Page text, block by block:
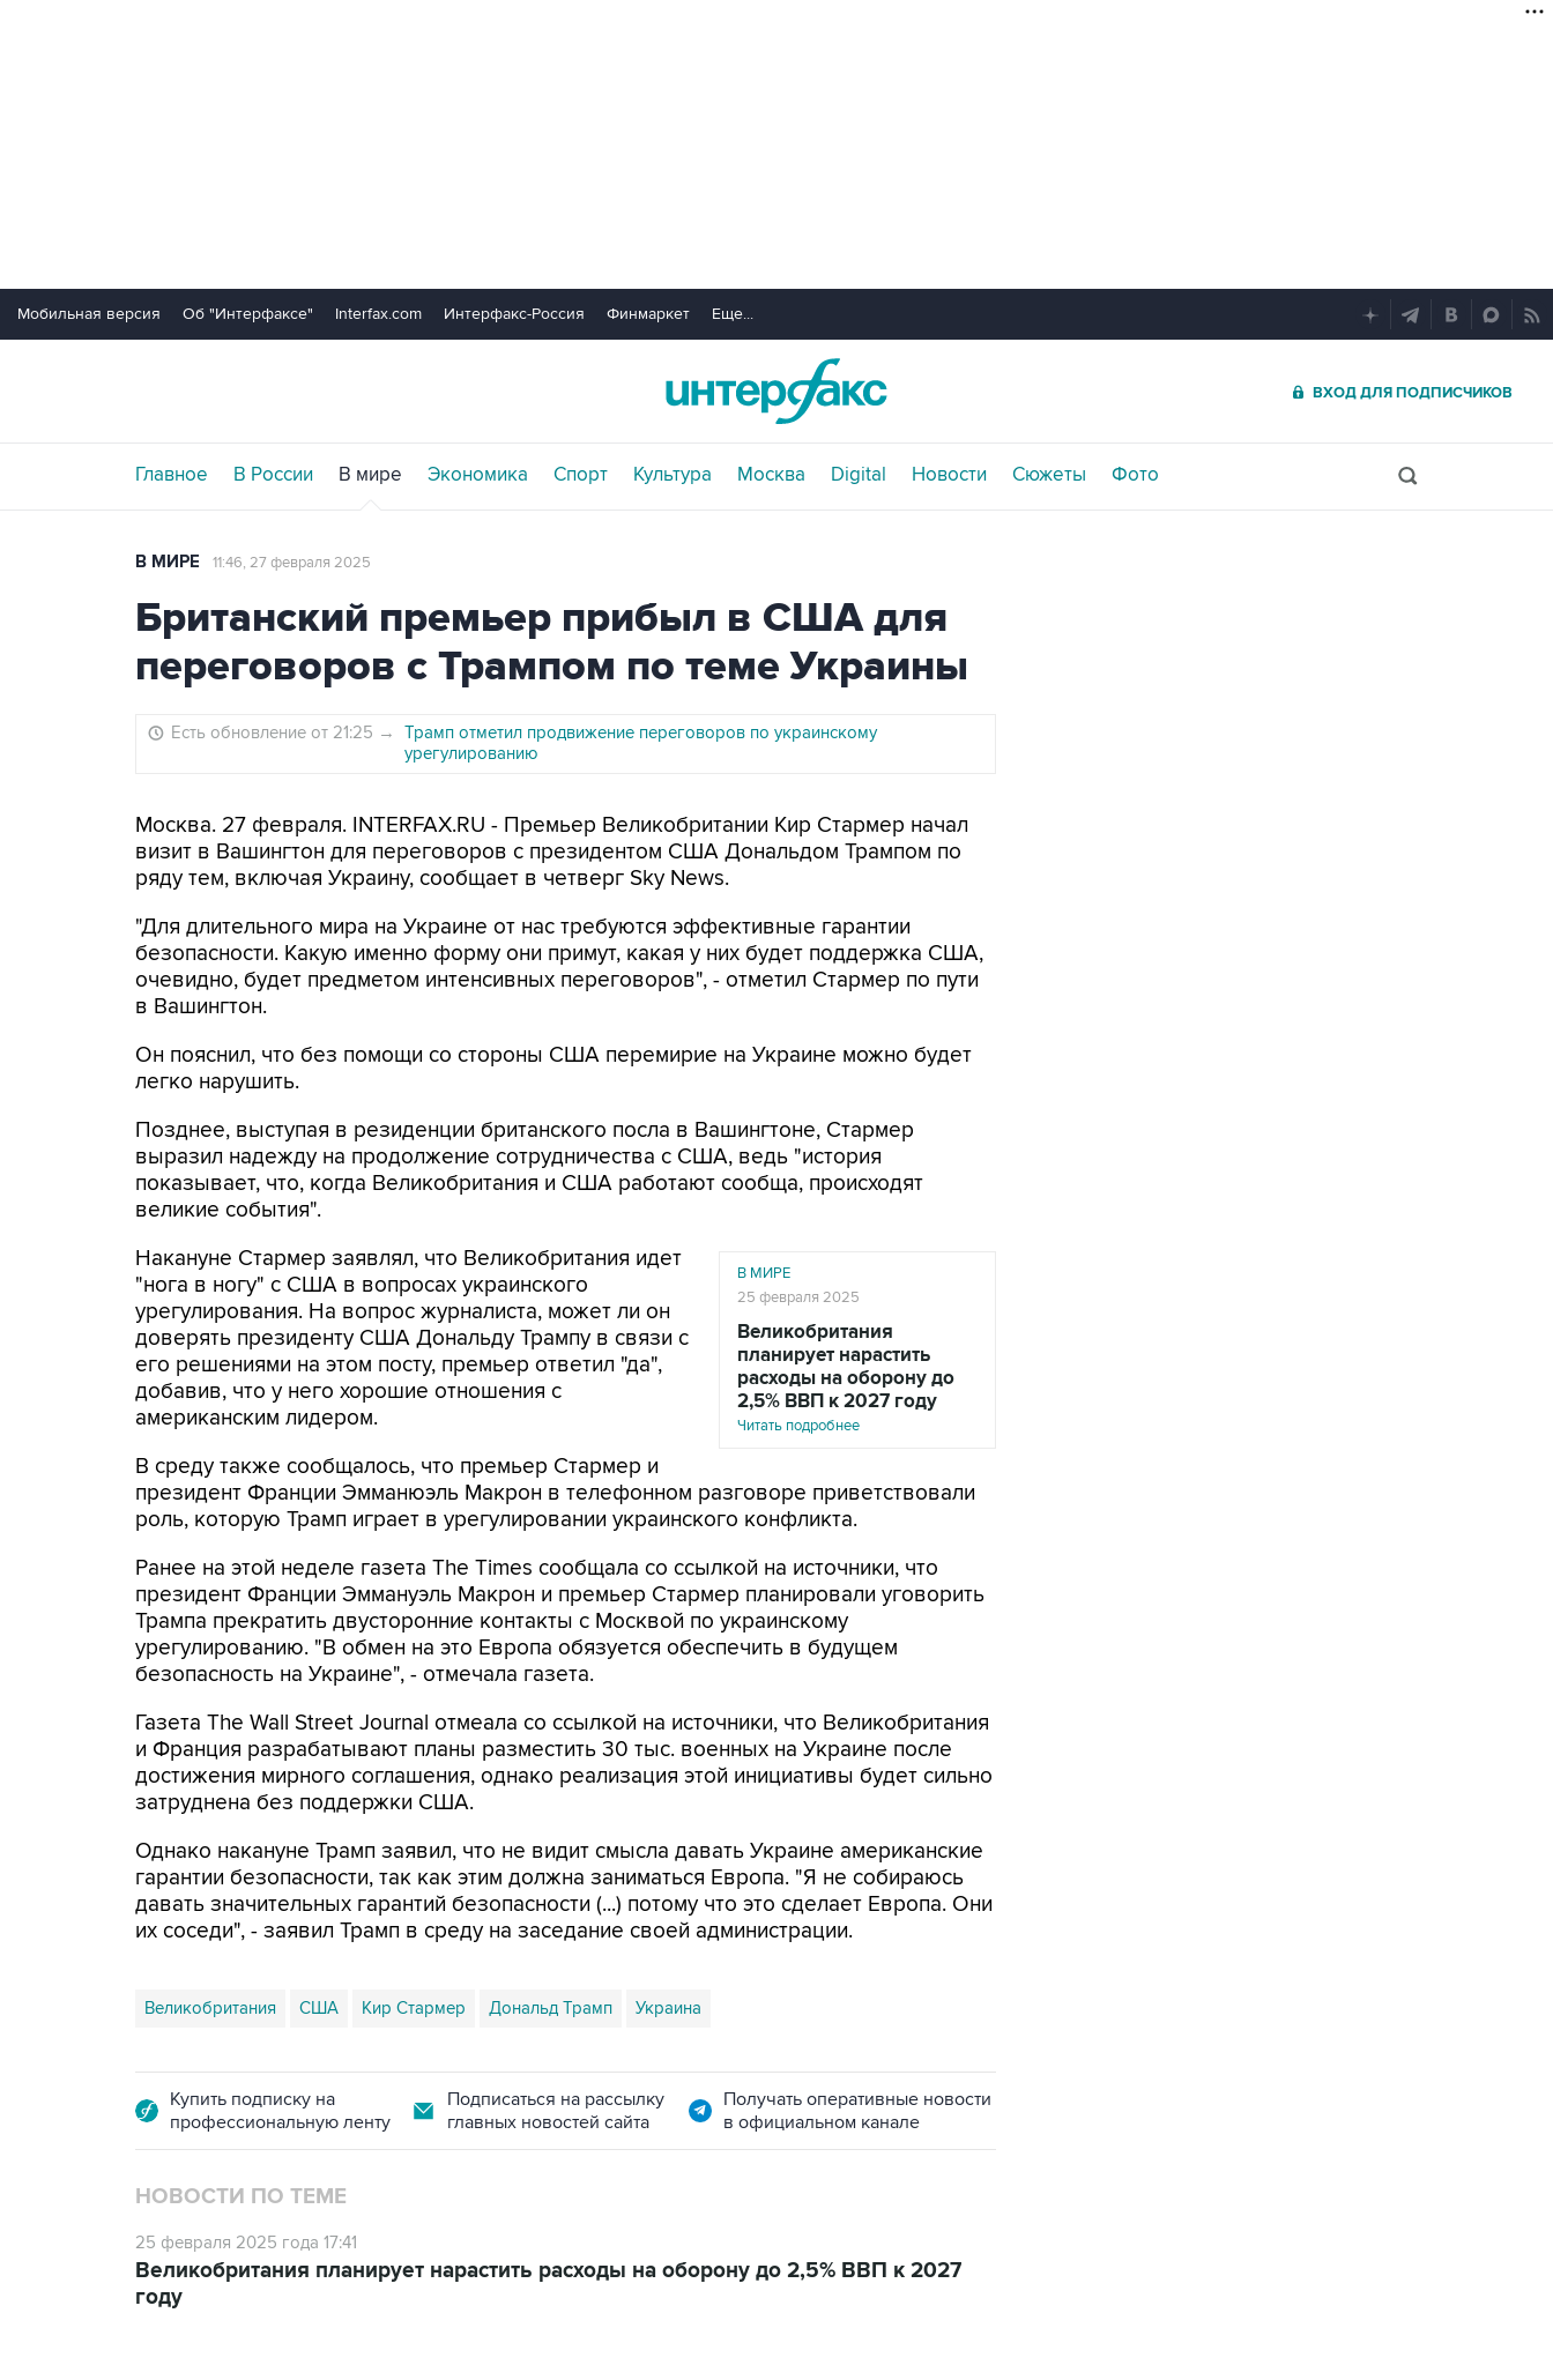
Мобильная версия Об "Интерфаксе" Interfax.com Интерфакс-Россия Финмаркет Еще...
ВХОД ДЛЯ ПОДПИСЧИКОВ
Главное В России В мире Экономика Спорт Культура Москва Digital Новости Сюжеты Фото
В МИРЕ 11:46, 27 февраля 2025
Британский премьер прибыл в США для
переговоров с Трампом по теме Украины
Есть обновление от 21:25 →
Трамп отметил продвижение переговоров по украинскому
урегулированию
Москва. 27 февраля. INTERFAX.RU - Премьер Великобритании Кир Стармер начал
визит в Вашингтон для переговоров с президентом США Дональдом Трампом по
ряду тем, включая Украину, сообщает в четверг Sky News.
"Для длительного мира на Украине от нас требуются эффективные гарантии
безопасности. Какую именно форму они примут, какая у них будет поддержка США,
очевидно, будет предметом интенсивных переговоров", - отметил Стармер по пути
в Вашингтон.
Он пояснил, что без помощи со стороны США перемирие на Украине можно будет
легко нарушить.
Позднее, выступая в резиденции британского посла в Вашингтоне, Стармер
выразил надежду на продолжение сотрудничества с США, ведь "история
показывает, что, когда Великобритания и США работают сообща, происходят
великие события".
В МИРЕ
25 февраля 2025
Великобритания
планирует нарастить
расходы на оборону до
2,5% ВВП к 2027 году
Читать подробнее
Накануне Стармер заявлял, что Великобритания идет
"нога в ногу" с США в вопросах украинского
урегулирования. На вопрос журналиста, может ли он
доверять президенту США Дональду Трампу в связи с
его решениями на этом посту, премьер ответил "да",
добавив, что у него хорошие отношения с
американским лидером.
В среду также сообщалось, что премьер Стармер и
президент Франции Эмманюэль Макрон в телефонном разговоре приветствовали
роль, которую Трамп играет в урегулировании украинского конфликта.
Ранее на этой неделе газета The Times сообщала со ссылкой на источники, что
президент Франции Эммануэль Макрон и премьер Стармер планировали уговорить
Трампа прекратить двусторонние контакты с Москвой по украинскому
урегулированию. "В обмен на это Европа обязуется обеспечить в будущем
безопасность на Украине", - отмечала газета.
Газета The Wall Street Journal отмеала со ссылкой на источники, что Великобритания
и Франция разрабатывают планы разместить 30 тыс. военных на Украине после
достижения мирного соглашения, однако реализация этой инициативы будет сильно
затруднена без поддержки США.
Однако накануне Трамп заявил, что не видит смысла давать Украине американские
гарантии безопасности, так как этим должна заниматься Европа. "Я не собираюсь
давать значительных гарантий безопасности (...) потому что это сделает Европа. Они
их соседи", - заявил Трамп в среду на заседание своей администрации.
Великобритания США Кир Стармер Дональд Трамп Украина
Купить подписку на
профессиональную ленту
Подписаться на рассылку
главных новостей сайта
Получать оперативные новости
в официальном канале
НОВОСТИ ПО ТЕМЕ
25 февраля 2025 года 17:41
Великобритания планирует нарастить расходы на оборону до 2,5% ВВП к 2027
году